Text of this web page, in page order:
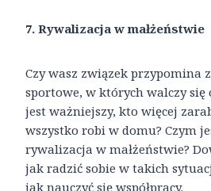
7. Rywalizacja w małżeństwie
Czy wasz związek przypomina
sportowe, w których walczy się
jest ważniejszy, kto więcej
wszystko robi w domu? Czym
rywalizacja w małżeństwie?
jak radzić sobie w takich
jak nauczyć się współpracy.